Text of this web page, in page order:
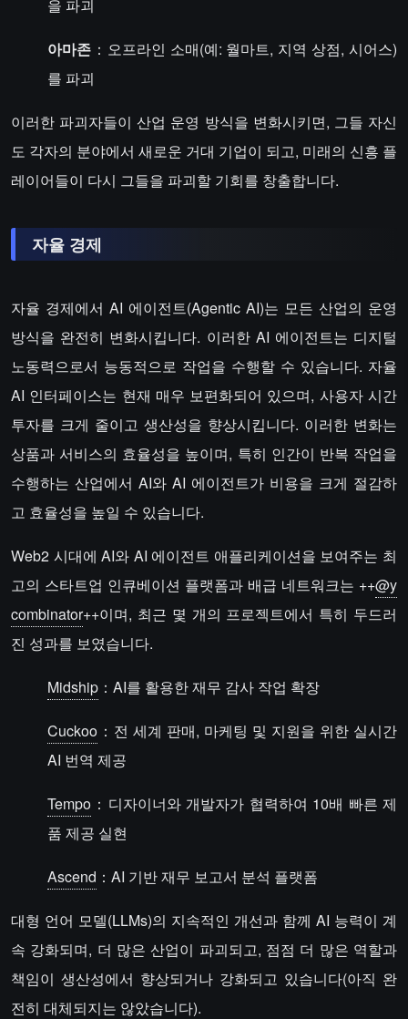
을 파괴
아마존 ：오프라인 소매(예: 월마트, 지역 상점, 시어스)
를 파괴
이러한 파괴자들이 산업 운영 방식을 변화시키면, 그들 자신
도 각자의 분야에서 새로운 거대 기업이 되고, 미래의 신흥 플
레이어들이 다시 그들을 파괴할 기회를 창출합니다.
자율 경제
자율 경제에서 AI 에이전트(Agentic AI)는 모든 산업의 운영
방식을 완전히 변화시킵니다. 이러한 AI 에이전트는 디지털
노동력으로서 능동적으로 작업을 수행할 수 있습니다. 자율
AI 인터페이스는 현재 매우 보편화되어 있으며, 사용자 시간
투자를 크게 줄이고 생산성을 향상시킵니다. 이러한 변화는
상품과 서비스의 효율성을 높이며, 특히 인간이 반복 작업을
수행하는 산업에서 AI와 AI 에이전트가 비용을 크게 절감하
고 효율성을 높일 수 있습니다.
Web2 시대에 AI와 AI 에이전트 애플리케이션을 보여주는 최
고의 스타트업 인큐베이션 플랫폼과 배급 네트워크는 ++@y
combinator++이며, 최근 몇 개의 프로젝트에서 특히 두드러
진 성과를 보였습니다.
Midship ：AI를 활용한 재무 감사 작업 확장
Cuckoo ：전 세계 판매, 마케팅 및 지원을 위한 실시간
AI 번역 제공
Tempo ：디자이너와 개발자가 협력하여 10배 빠른 제
품 제공 실현
Ascend ：AI 기반 재무 보고서 분석 플랫폼
대형 언어 모델(LLMs)의 지속적인 개선과 함께 AI 능력이 계
속 강화되며, 더 많은 산업이 파괴되고, 점점 더 많은 역할과
책임이 생산성에서 향상되거나 강화되고 있습니다(아직 완
전히 대체되지는 않았습니다).